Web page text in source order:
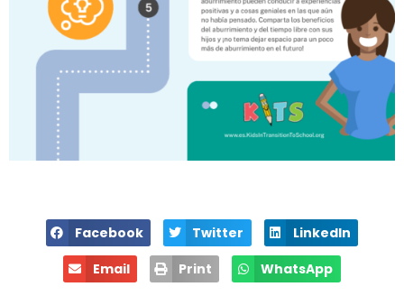
Facebook Twitter
LinkedIn
Email
Print WhatsApp